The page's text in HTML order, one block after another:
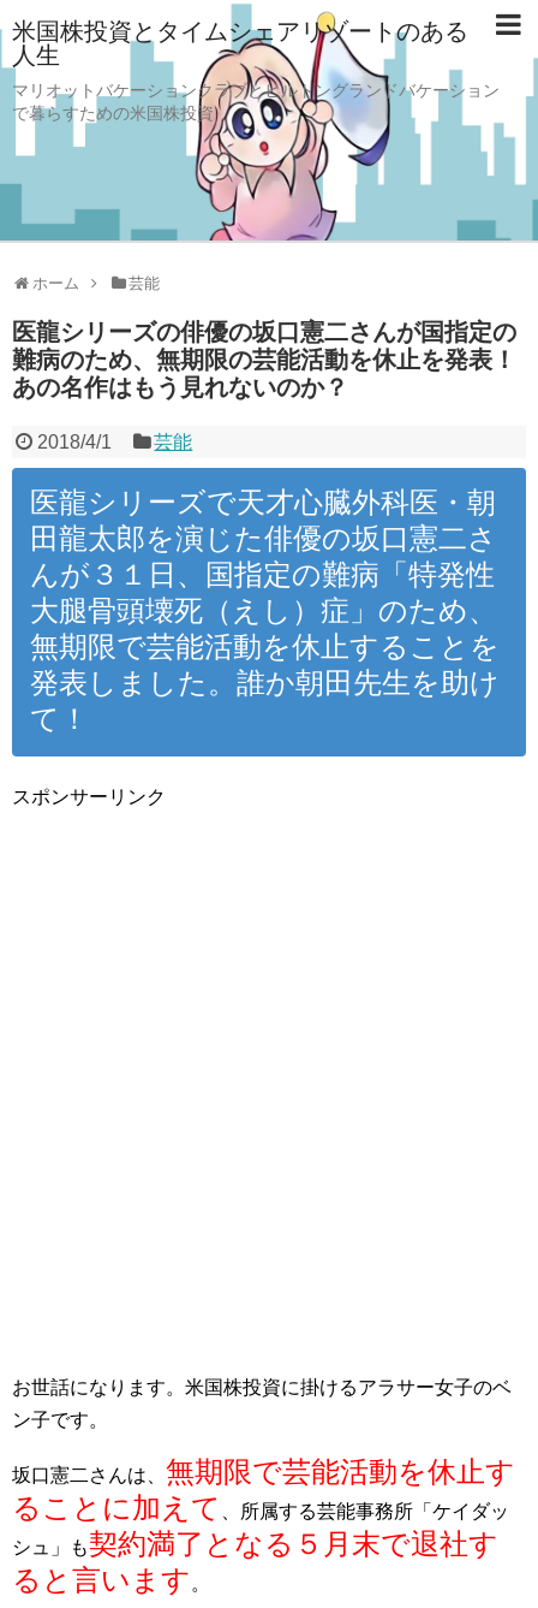
米国株投資とタイムシェアリゾートのある
人生
マリオットバケーションクラブとヒルトングランドバケーション
で暮らすための米国株投資
ホーム 芸能
医龍シリーズの俳優の坂口憲二さんが国指定の
難病のため、無期限の芸能活動を休止を発表！
あの名作はもう見れないのか？
2018/4/1 芸能
医龍シリーズで天才心臓外科医・朝
田龍太郎を演じた俳優の坂口憲二さ
んが３１日、国指定の難病「特発性
大腿骨頭壊死（えし）症」のため、
無期限で芸能活動を休止することを
発表しました。誰か朝田先生を助け
て！
スポンサーリンク
お世話になります。米国株投資に掛けるアラサー女子のベ
ン子です。
坂口憲二さんは、 無期限で芸能活動を休止す
ることに加えて
、所属する芸能事務所「ケイダッ
シュ」も契約満了となる５月末で退社す
ると言いま す 。